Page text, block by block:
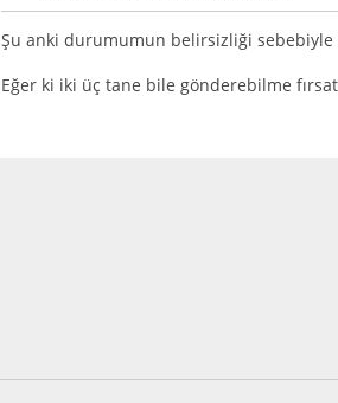
Şu anki durumumun belirsizliği sebebiyle
Eğer ki iki üç tane bile gönderebilme